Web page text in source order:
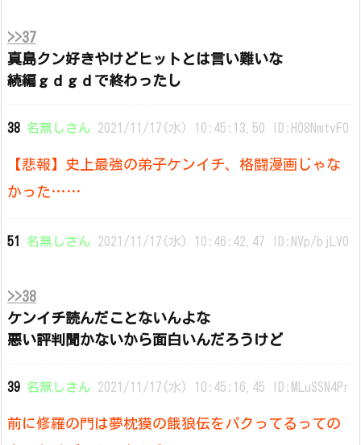
>>37
真島クン好きやけどヒットとは言い難いな
続編ｇｄｇｄで終わったし
38 名無しさん 2021/11/17(水) 10:45:13.50 ID:H08NmtvF0
【悲報】史上最強の弟子ケンイチ、格闘漫画じゃな
かった……
51 名無しさん 2021/11/17(水) 10:46:42.47 ID:NVp/bjLV0
>>38
ケンイチ読んだことないんよな
悪い評判聞かないから面白いんだろうけど
39 名無しさん 2021/11/17(水) 10:45:16.45 ID:MLuSSN4Pr
前に修羅の門は夢枕獏の餓狼伝をパクってるっての